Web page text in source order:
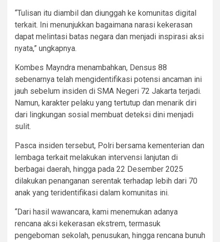
“Tulisan itu diambil dan diunggah ke komunitas digital
terkait. Ini menunjukkan bagaimana narasi kekerasan
dapat melintasi batas negara dan menjadi inspirasi aksi
nyata,” ungkapnya.
Kombes Mayndra menambahkan, Densus 88
sebenarnya telah mengidentifikasi potensi ancaman ini
jauh sebelum insiden di SMA Negeri 72 Jakarta terjadi.
Namun, karakter pelaku yang tertutup dan menarik diri
dari lingkungan sosial membuat deteksi dini menjadi
sulit.
Pasca insiden tersebut, Polri bersama kementerian dan
lembaga terkait melakukan intervensi lanjutan di
berbagai daerah, hingga pada 22 Desember 2025
dilakukan penanganan serentak terhadap lebih dari 70
anak yang teridentifikasi dalam komunitas ini.
“Dari hasil wawancara, kami menemukan adanya
rencana aksi kekerasan ekstrem, termasuk
pengeboman sekolah, penusukan, hingga rencana bunuh